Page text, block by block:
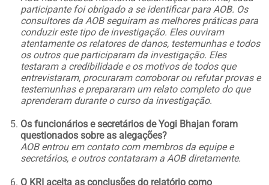
participante foi obrigado a se identificar para AOB. Os
consultores da AOB seguiram as melhores práticas para
conduzir este tipo de investigação. Eles ouviram
atentamente os relatores de danos, testemunhas e todos
os outros que participaram da investigação. Eles
testaram a credibilidade e os motivos de todos que
entrevistaram, procuraram corroborar ou refutar provas e
testemunhas e prepararam um relato completo do que
aprenderam durante o curso da investigação.
Os funcionários e secretários de Yogi Bhajan foram
questionados sobre as alegações?
AOB entrou em contato com membros da equipe e
secretários, e outros contataram a AOB diretamente.
O KRI aceita as conclusões do relatório como